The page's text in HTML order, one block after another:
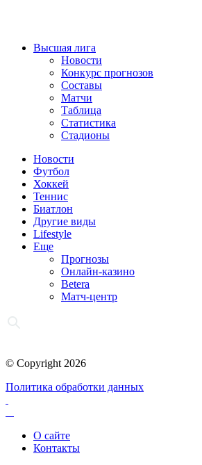
Высшая лига
Новости
Конкурс прогнозов
Составы
Матчи
Таблица
Статистика
Стадионы
Новости
Футбол
Хоккей
Теннис
Биатлон
Другие виды
Lifestyle
Еще
Прогнозы
Онлайн-казино
Betera
Матч-центр
© Copyright 2026
Политика обработки данных
О сайте
Контакты